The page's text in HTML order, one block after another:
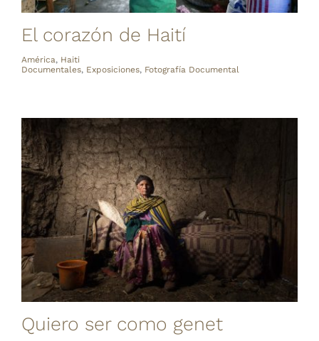
El corazón de Haití
América, Haiti
Documentales, Exposiciones, Fotografía Documental
Quiero ser como genet